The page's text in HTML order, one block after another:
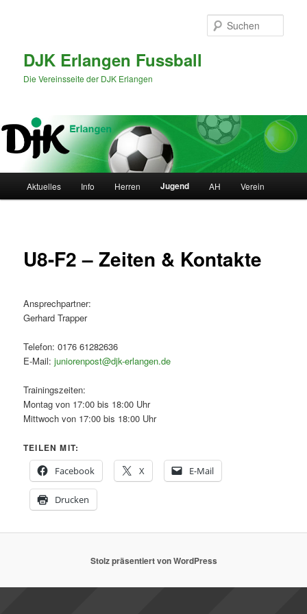
DJK Erlangen Fussball
Die Vereinsseite der DJK Erlangen
Aktuelles Info Herren Jugend AH Verein
U8-F2 – Zeiten & Kontakte
Ansprechpartner:
Gerhard Trapper
Telefon: 0176 61282636
E-Mail:juniorenpost@djk-erlangen.de
Trainingszeiten:
Montag von 17:00 bis 18:00 Uhr
Mittwoch von 17:00 bis 18:00 Uhr
TEILEN MIT:
Facebook
X E-Mail
Drucken
Stolz präsentiert von WordPress